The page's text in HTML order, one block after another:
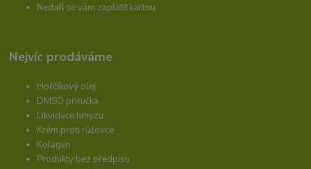
Nedaří se vám zaplatit kartou
Nejvíc prodáváme
Hořčíkový olej
DMSO příručka
Likvidace hmyzu
Krém proti růžovce
Kolagen
Produkty bez předpisu